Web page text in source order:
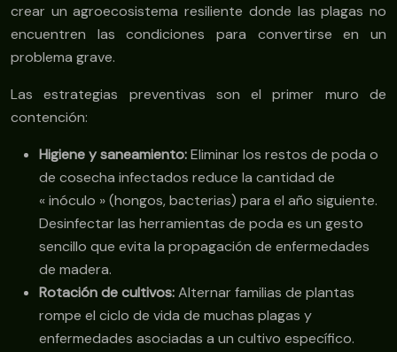
crear un agroecosistema resiliente donde las plagas no
encuentren las condiciones para convertirse en un
problema grave.
Las estrategias preventivas son el primer muro de
contención:
Higiene y saneamiento:Eliminar los restos de poda o
de cosecha infectados reduce la cantidad de
« inóculo » (hongos, bacterias) para el año siguiente.
Desinfectar las herramientas de poda es un gesto
sencillo que evita la propagación de enfermedades
de madera.
Rotación de cultivos:Alternar familias de plantas
rompe el ciclo de vida de muchas plagas y
enfermedades asociadas a un cultivo específico.